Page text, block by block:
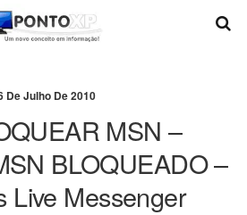
De Julho De 2010
MSN –
BLOQUEADO –
Live Messenger